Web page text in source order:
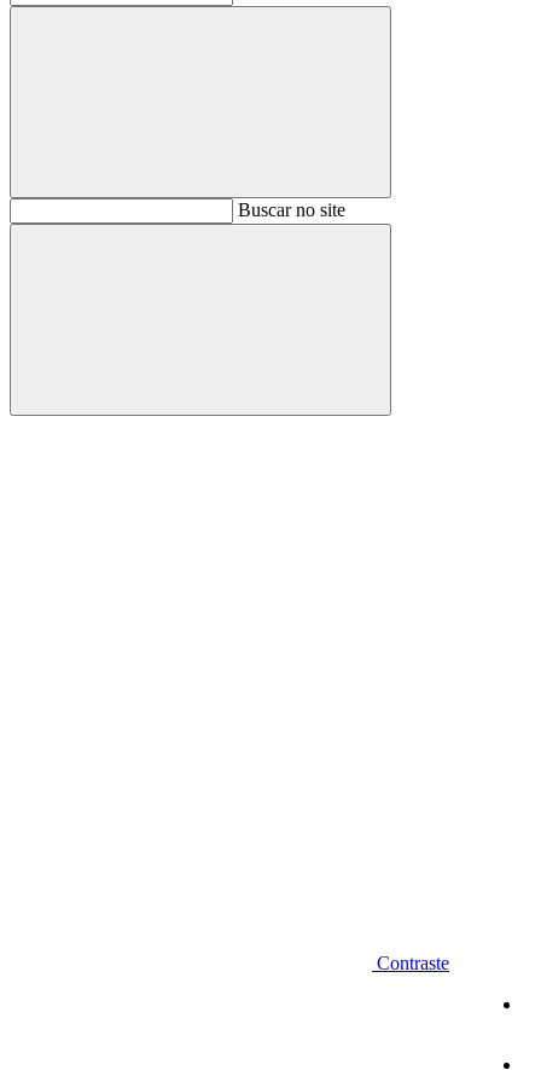
BuscarBuscar no site
Buscar
Contraste